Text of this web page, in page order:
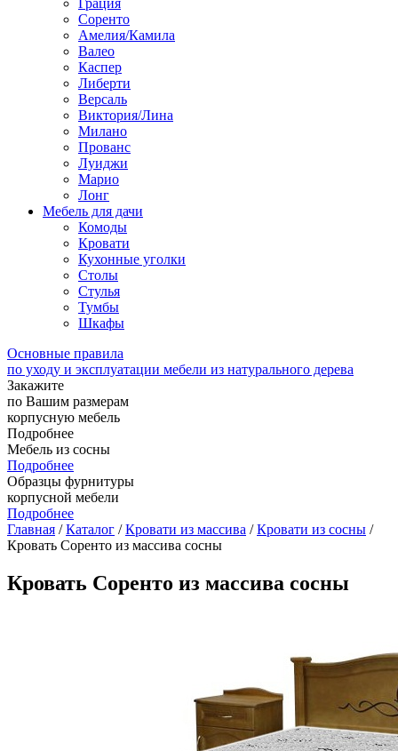
Грация
Соренто
Амелия/Камила
Валео
Каспер
Либерти
Версаль
Виктория/Лина
Милано
Прованс
Луиджи
Марио
Лонг
Мебель для дачи
Комоды
Кровати
Кухонные уголки
Столы
Стулья
Тумбы
Шкафы
Основные правила
по уходу и эксплуатации мебели из натурального дерева
Закажите
по Вашим размерам
корпусную мебель
Подробнее
Мебель из сосны
Подробнее
Образцы фурнитуры
корпусной мебели
Подробнее
Главная /Каталог /Кровати из массива /Кровати из сосны /
Кровать Соренто из массива сосны
Кровать Соренто из массива сосны